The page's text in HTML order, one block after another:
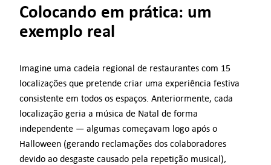
Colocando em prática: um
exemplo real
Imagine uma cadeia regional de restaurantes com 15
localizações que pretende criar uma experiência festiva
consistente em todos os espaços. Anteriormente, cada
localização geria a música de Natal de forma
independente — algumas começavam logo após o
Halloween (gerando reclamações dos colaboradores
devido ao desgaste causado pela repetição musical),